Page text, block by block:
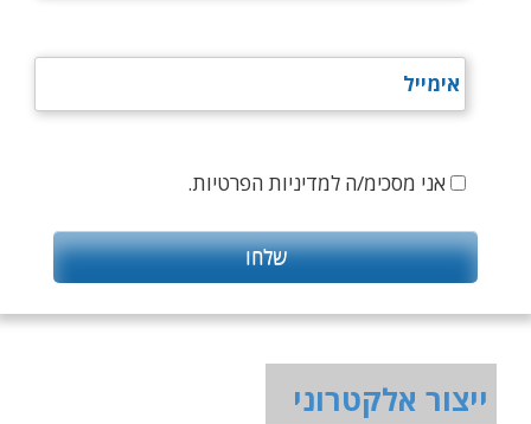
אני מסכימ/ה למדיניות הפרטיות.
ייצור אלקטרוני